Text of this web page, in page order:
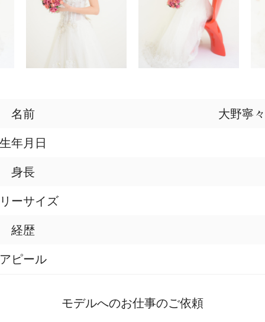
名前 大野寧々
生年月日
身長
ーサイズ
経歴
アピール
モデルへのお仕事のご依頼